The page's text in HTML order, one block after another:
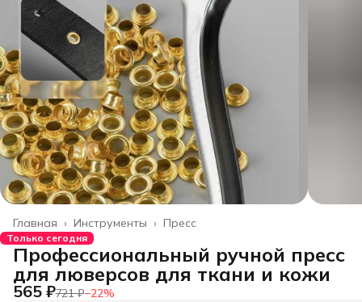
Пресс
Инструменты ›
Главная ›
Только сегодня
Профессиональный ручной пресс
для люверсов для ткани и кожи
565 ₽721 ₽−22%